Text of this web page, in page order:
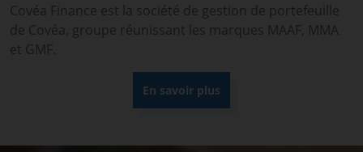
Covéa Finance est la société de gestion de portefeuille
de Covéa, groupe réunissant les marques MAAF, MMA
et GMF.
En savoir plus